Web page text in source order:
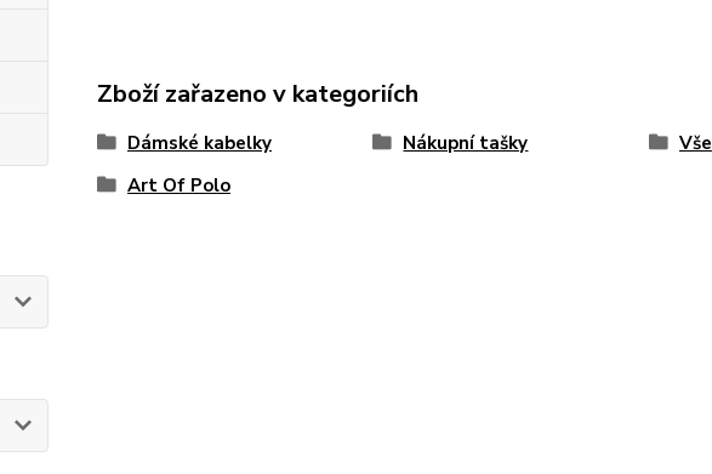
Zboží zařazeno v kategoriích
Dámské kabelky Nákupní tašky Vše
Art Of Polo